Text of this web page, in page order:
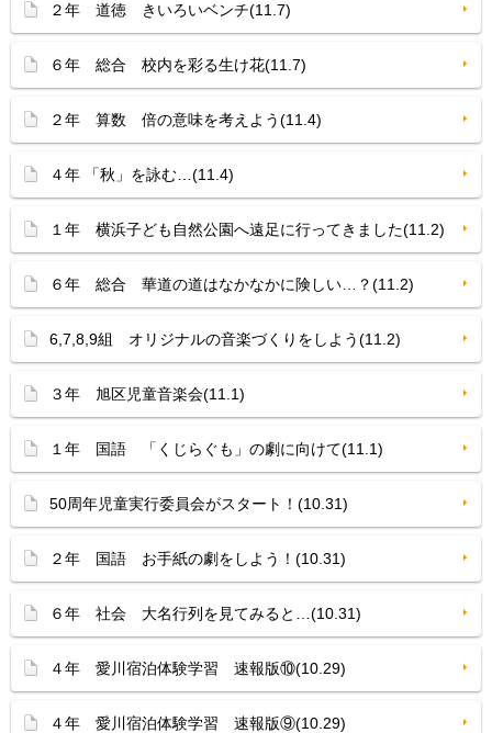
２年 道徳 きいろいベンチ(11.7)
６年 総合 校内を彩る生け花(11.7)
２年 算数 倍の意味を考えよう(11.4)
４年 「秋」を詠む…(11.4)
１年 横浜子ども自然公園へ遠足に行ってきました(11.2)
６年 総合 華道の道はなかなかに険しい…？(11.2)
6,7,8,9組 オリジナルの音楽づくりをしよう(11.2)
３年 旭区児童音楽会(11.1)
１年 国語 「くじらぐも」の劇に向けて(11.1)
50周年児童実行委員会がスタート！(10.31)
２年 国語 お手紙の劇をしよう！(10.31)
６年 社会 大名行列を見てみると…(10.31)
４年 愛川宿泊体験学習 速報版⑩(10.29)
４年 愛川宿泊体験学習 速報版⑨(10.29)